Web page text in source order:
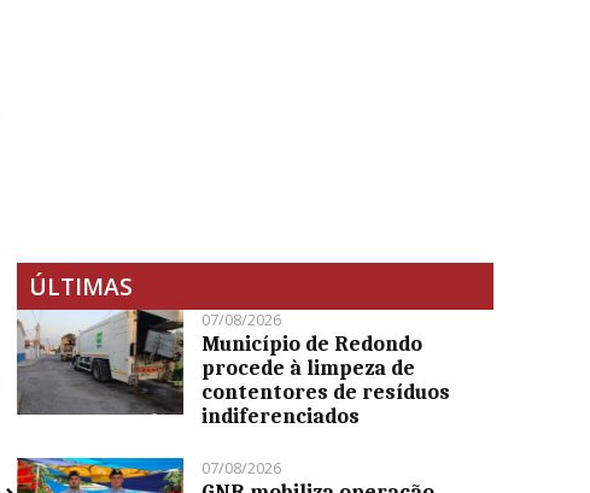
ÚLTIMAS
07/08/2026
Município de Redondo
procede à limpeza de
contentores de resíduos
indiferenciados
07/08/2026